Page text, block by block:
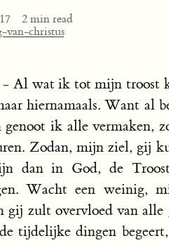
2 min read
van-christus
Al wat ik tot mijn troost
hiernamaals. Want al
genoot ik alle vermaken,
Zodan, mijn ziel, gij
dan in God, de
Wacht een weinig,
gij zult overvloed van
tijdelijke dingen